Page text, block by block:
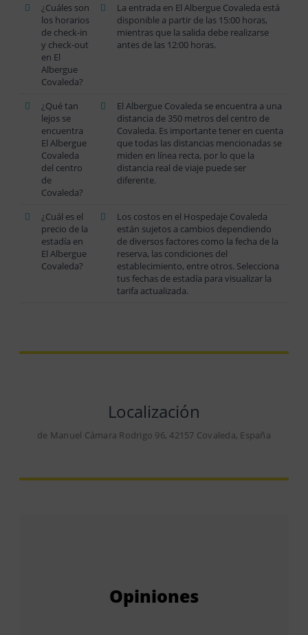
¿Cuáles son
los horarios
de check-in
y check-out
en El
Albergue
Covaleda?
La entrada en El Albergue Covaleda está
disponible a partir de las 15:00 horas,
mientras que la salida debe realizarse
antes de las 12:00 horas.
¿Qué tan
lejos se
encuentra
El Albergue
Covaleda
del centro
de
Covaleda?
El Albergue Covaleda se encuentra a una
distancia de 350 metros del centro de
Covaleda. Es importante tener en cuenta
que todas las distancias mencionadas se
miden en línea recta, por lo que la
distancia real de viaje puede ser
diferente.
¿Cuál es el
precio de la
estadía en
El Albergue
Covaleda?
Los costos en el Hospedaje Covaleda
están sujetos a cambios dependiendo
de diversos factores como la fecha de la
reserva, las condiciones del
establecimiento, entre otros. Selecciona
tus fechas de estadía para visualizar la
tarifa actualizada.
Localización
de Manuel Cámara Rodrigo 96, 42157 Covaleda, España
Opiniones